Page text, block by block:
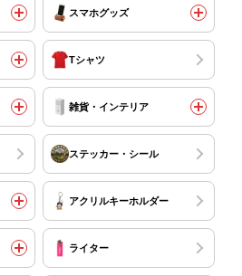
スマホグッズ
Tシャツ
雑貨・インテリア
ステッカー・シール
アクリルキーホルダー
ライター